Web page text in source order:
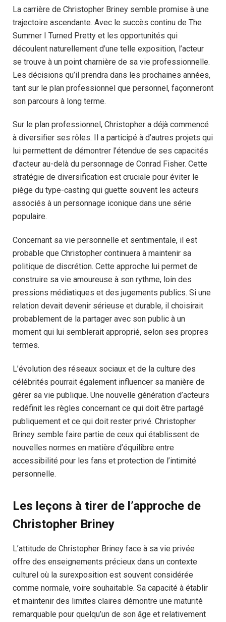
La carrière de Christopher Briney semble promise à une
trajectoire ascendante. Avec le succès continu de The
Summer I Turned Pretty et les opportunités qui
découlent naturellement d’une telle exposition, l’acteur
se trouve à un point charnière de sa vie professionnelle.
Les décisions qu’il prendra dans les prochaines années,
tant sur le plan professionnel que personnel, façonneront
son parcours à long terme.
Sur le plan professionnel, Christopher a déjà commencé
à diversifier ses rôles. Il a participé à d’autres projets qui
lui permettent de démontrer l’étendue de ses capacités
d’acteur au-delà du personnage de Conrad Fisher. Cette
stratégie de diversification est cruciale pour éviter le
piège du type-casting qui guette souvent les acteurs
associés à un personnage iconique dans une série
populaire.
Concernant sa vie personnelle et sentimentale, il est
probable que Christopher continuera à maintenir sa
politique de discrétion. Cette approche lui permet de
construire sa vie amoureuse à son rythme, loin des
pressions médiatiques et des jugements publics. Si une
relation devait devenir sérieuse et durable, il choisirait
probablement de la partager avec son public à un
moment qui lui semblerait approprié, selon ses propres
termes.
L’évolution des réseaux sociaux et de la culture des
célébrités pourrait également influencer sa manière de
gérer sa vie publique. Une nouvelle génération d’acteurs
redéfinit les règles concernant ce qui doit être partagé
publiquement et ce qui doit rester privé. Christopher
Briney semble faire partie de ceux qui établissent de
nouvelles normes en matière d’équilibre entre
accessibilité pour les fans et protection de l’intimité
personnelle.
Les leçons à tirer de l’approche de
Christopher Briney
L’attitude de Christopher Briney face à sa vie privée
offre des enseignements précieux dans un contexte
culturel où la surexposition est souvent considérée
comme normale, voire souhaitable. Sa capacité à établir
et maintenir des limites claires démontre une maturité
remarquable pour quelqu’un de son âge et relativement